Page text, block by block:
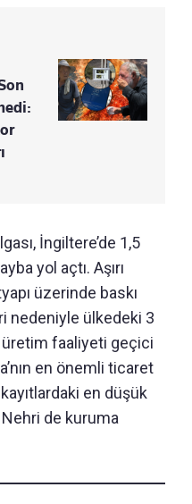
İngiltere’de 1,5
yol açtı. Aşırı
üzerinde baskı
nedeniyle ülkedeki 3
faaliyeti geçici
en önemli ticaret
en düşük
de kuruma